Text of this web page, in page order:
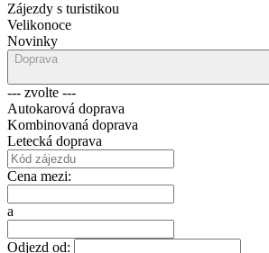
Zájezdy s turistikou
Velikonoce
Novinky
Doprava
--- zvolte ---
Autokarová doprava
Kombinovaná doprava
Letecká doprava
Cena mezi:
a
Odjezd od: